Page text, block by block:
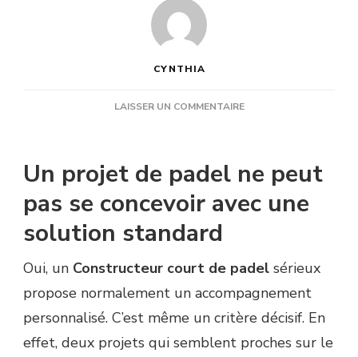
CYNTHIA
LAISSER UN COMMENTAIRESUR
CONSTRUCTEUR
COURT
DE
ACCOMPAGNEMENT
PERSONNALISÉ
LE
BUDGET
Un projet de padel ne peut
pas se concevoir avec une
solution standard
Oui, un Constructeur court de padel sérieux
propose normalement un accompagnement
personnalisé. C’est même un critère décisif. En
effet, deux projets qui semblent proches sur le